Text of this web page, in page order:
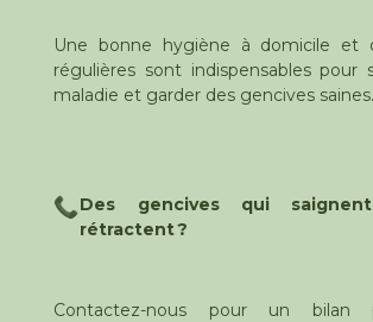
Une bonne hygiène à domicile et
régulières sont indispensables pour
maladie et garder des gencives saines.
Des gencives qui
rétractent ?
Contactez-nous pour un bilan